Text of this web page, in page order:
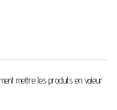
mettre les produits en valeur